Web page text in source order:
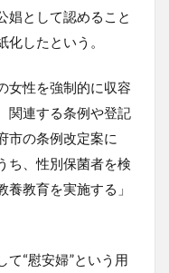
娼として認めること
したという。
女性を強制的に収容
関連する条例や登記
市の条例改定案に
ち、性別保菌者を検
教育を実施する」
“慰安婦”という用